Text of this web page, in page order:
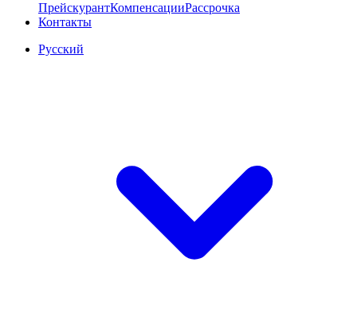
ПрейскурантКомпенсацииРассрочка
Контакты
Русский